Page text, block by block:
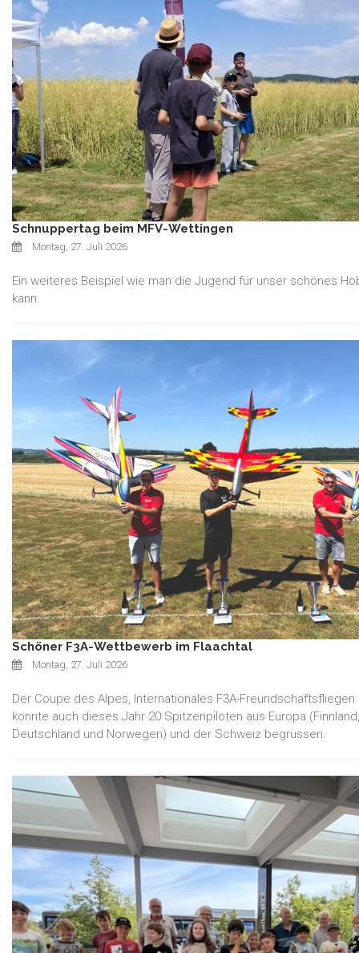
Schnuppertag beim MFV-Wettingen
Montag, 27. Juli 2026
Ein weiteres Beispiel wie man die Jugend für unser schönes
kann.
Schöner F3A-Wettbewerb im Flaachtal
Montag, 27. Juli 2026
Der Coupe des Alpes, Internationales F3A-Freundschaftsfliegen
konnte auch dieses Jahr 20 Spitzenpiloten aus Europa
Deutschland und Norwegen) und der Schweiz begrüssen.